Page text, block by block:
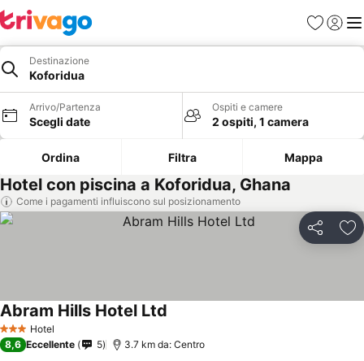
PreferitiAccedi
Destinazione
Koforidua
Arrivo/Partenza
Scegli date
Ospiti e camere
2 ospiti, 1 camera
Ordina Filtra Mappa
Hotel con piscina a Koforidua, Ghana
Come i pagamenti influiscono sul posizionamento
Condividi
3 StelleHotel
Abram Hills Hotel Ltd
8,6 Eccellente 5 3.7 km da: Centro